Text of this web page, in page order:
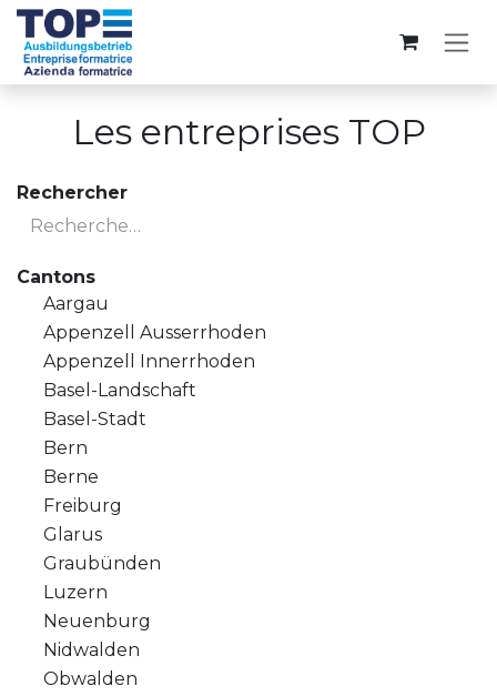
Se rendre au contenu
Les entreprises TOP
Rechercher
Cantons
Aargau
Appenzell Ausserrhoden
Appenzell Innerrhoden
Basel-Landschaft
Basel-Stadt
Bern
Berne
Freiburg
Glarus
Graubünden
Luzern
Neuenburg
Nidwalden
Obwalden